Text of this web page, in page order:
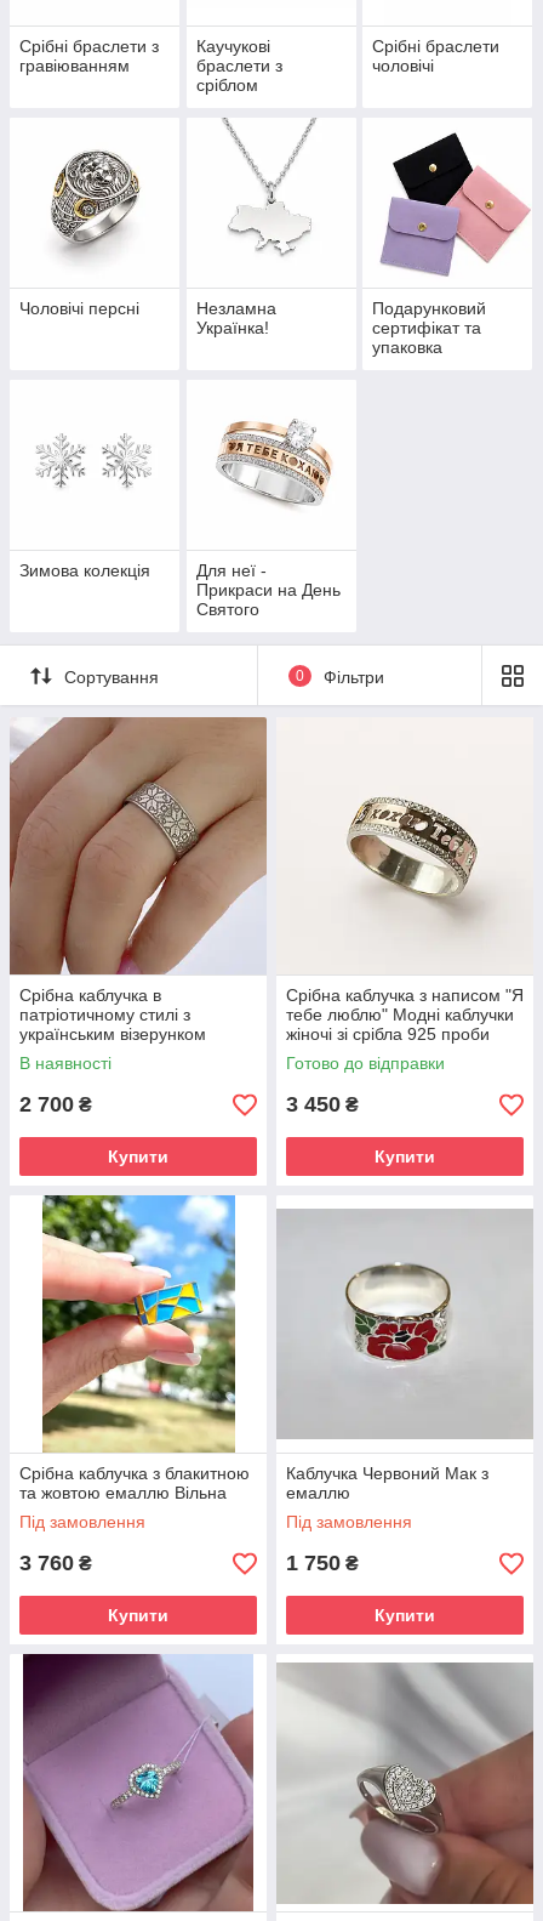
Срібні браслети з
гравіюванням
Каучукові
браслети з
сріблом
Срібні браслети
чоловічі
Чоловічі персні
Незламна
Українка!
Подарунковий
сертифікат та
упаковка
Зимова колекція
Для неї -
Прикраси на День
Святого
Сортування 0 Фільтри
Срібна каблучка в
патріотичному стилі з
українським візерунком
орнаментом "Ненька"
В наявності
2 700 ₴
Купити
Срібна каблучка з написом "Я
тебе люблю" Модні каблучки
жіночі зі срібла 925 проби
Готово до відправки
3 450 ₴
Купити
Срібна каблучка з блакитною
та жовтою емаллю Вільна
Під замовлення
3 760 ₴
Купити
Каблучка Червоний Мак з
емаллю
Під замовлення
1 750 ₴
Купити